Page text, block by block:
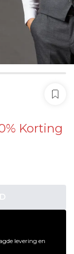
Korting
levering en